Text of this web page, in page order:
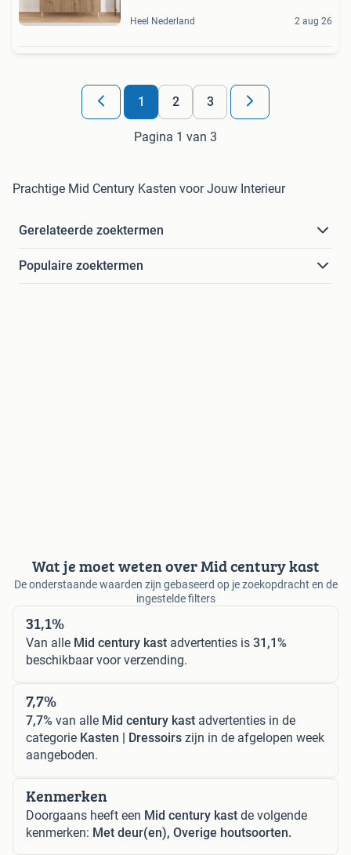
Heel Nederland 2 aug 26
1 2 3
Pagina 1 van 3
Prachtige Mid Century Kasten voor Jouw Interieur
Gerelateerde zoektermen
Populaire zoektermen
Wat je moet weten over Mid century kast
De onderstaande waarden zijn gebaseerd op je zoekopdracht en de
ingestelde filters
31,1%
Van alle Mid century kast advertenties is 31,1%
beschikbaar voor verzending.
7,7%
7,7% van alle Mid century kast advertenties in de
categorie Kasten | Dressoirs zijn in de afgelopen week
aangeboden.
Kenmerken
Doorgaans heeft een Mid century kast de volgende
kenmerken: Met deur(en), Overige houtsoorten.